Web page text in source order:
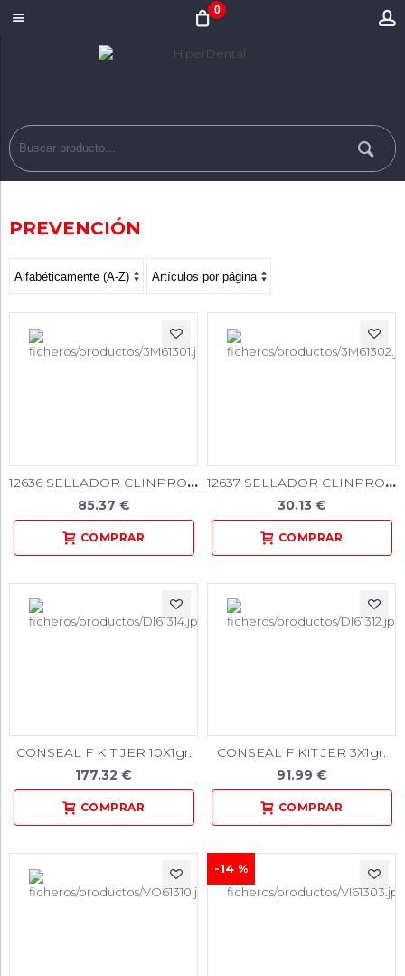
0
PREVENCIÓN
12636 SELLADOR CLINPRO KIT INTRO JERINGAS + ACC
85.37 €
12637 SELLADOR CLINPRO REPO JERINGA 1.2ml
30.13 €
CONSEAL F KIT JER 10X1gr.
177.32 €
CONSEAL F KIT JER 3X1gr.
91.99 €
-14 %